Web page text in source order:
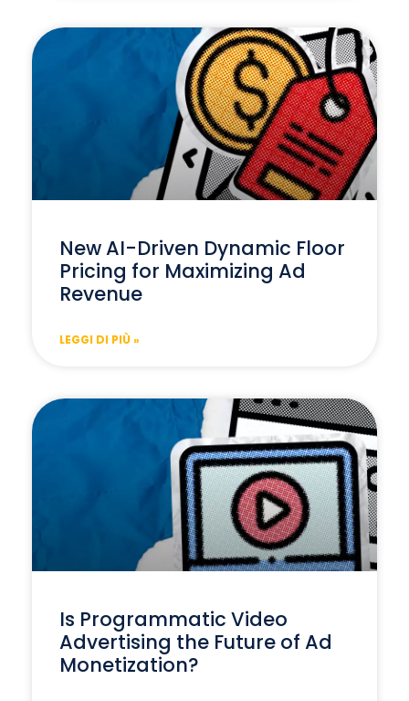
New AI-Driven Dynamic Floor
Pricing for Maximizing Ad
Revenue
LEGGI DI PIÙ »
Is Programmatic Video
Advertising the Future of Ad
Monetization?